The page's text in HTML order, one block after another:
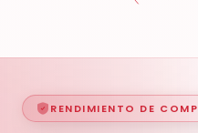
RENDIMIENTO DE